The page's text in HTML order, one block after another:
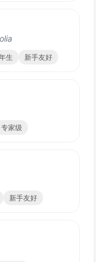
生 新手友好
专家级
新手友好